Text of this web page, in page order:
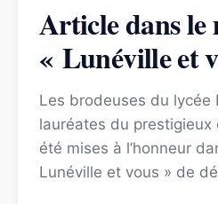
Article dans le
« Lunéville et
Les brodeuses du lycée
lauréates du prestigieux
été mises à l’honneur
Lunéville et vous » de